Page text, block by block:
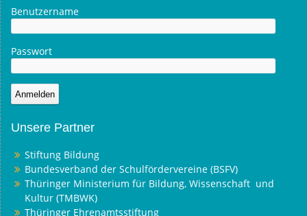
Benutzername
Passwort
Unsere Partner
Stiftung Bildung
Bundesverband der Schulfördervereine (BSFV)
Thüringer Ministerium für Bildung, Wissenschaft und
Kultur (TMBWK)
Thüringer Ehrenamtsstiftung